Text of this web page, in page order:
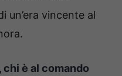
un’era vincente al
chi è al comando